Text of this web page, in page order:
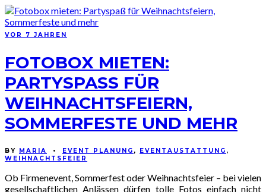
VOR 7 JAHREN
FOTOBOX MIETEN:
PARTYSPASS FÜR W
EIHNACHTSFEIERN, S
OMMERFESTE UND MEHR
BY MARIA • EVENT PLANUNG , EVENTAUSTATTUNG ,
WEIHNACHTSFEIER
Ob Firmenevent, Sommerfest oder Weihnachtsfeier – bei vielen
gesellschaftlichen Anlässen dürfen tolle Fotos einfach nicht